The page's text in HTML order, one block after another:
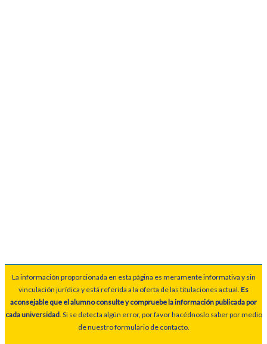
La información proporcionada en esta página es meramente informativa y sin
vinculación jurídica y está referida a la oferta de las titulaciones actual. Es
aconsejable que el alumno consulte y compruebe la información publicada por
cada universidad. Si se detecta algún error, por favor hacédnoslo saber por medio
de nuestro formulario de contacto.